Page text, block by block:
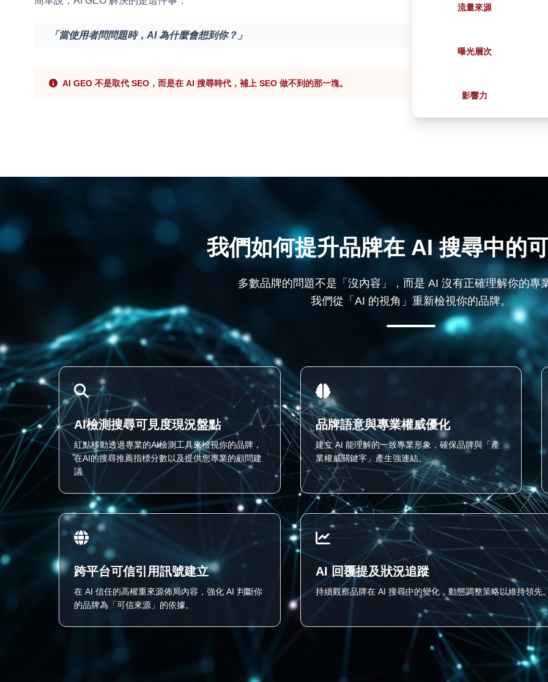
「當使用者問問題時，AI 為什麼會想到你？」
AI GEO 不是取代 SEO，而是在 AI 搜尋時代，補上 SEO 做不到的那一塊。
流量來源
曝光層次
影響力
我們如何提升品牌在 AI 搜尋中的
多數品牌的問題不是「沒內容」，而是 AI 沒有正確理解你的專
我們從「AI 的視角」重新檢視你的品牌。
AI檢測搜尋可見度現況盤點
紅點移動透過專業的AI檢測工具來檢視你的品牌，
在AI的搜尋推薦指標分數以及提供您專業的顧問建
議
品牌語意與專業權威優化
建立 AI 能理解的一致專業形象，確保品牌與「產
業權威關鍵字」產生強連結。
跨平台可信引用訊號建立
在 AI 信任的高權重來源佈局內容，強化 AI 判斷你
的品牌為「可信來源」的依據。
AI 回覆提及狀況追蹤
持續觀察品牌在 AI 搜尋中的變化，動態調整策略以維持領先